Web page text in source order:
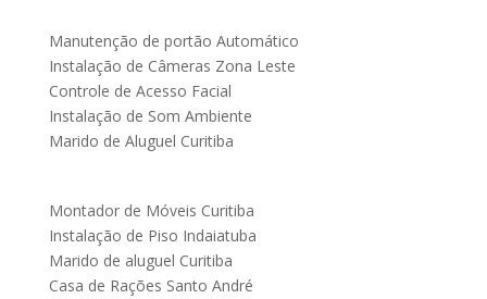
Manutenção de portão Automático
Instalação de Câmeras Zona Leste
Controle de Acesso Facial
Instalação de Som Ambiente
Marido de Aluguel Curitiba
Montador de Móveis Curitiba
Instalação de Piso Indaiatuba
Marido de aluguel Curitiba
Casa de Rações Santo André